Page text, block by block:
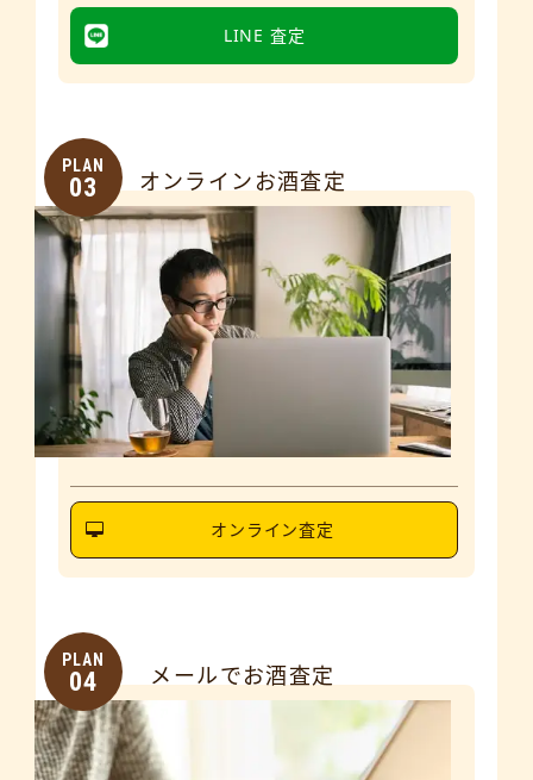
LINE 査定
PLAN
03 オンラインお酒査定
オンライン査定
PLAN
04 メールでお酒査定